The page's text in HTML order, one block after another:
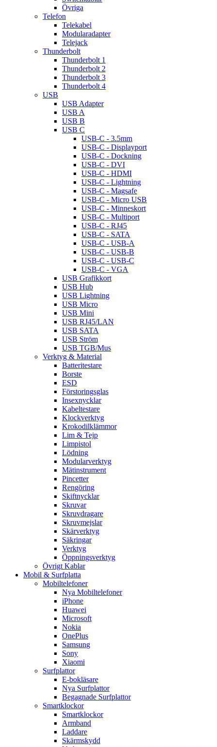
Övriga
Telefon
Telekabel
Modularadapter
Telejack
Thunderbolt
Thunderbolt 1
Thunderbolt 2
Thunderbolt 3
Thunderbolt 4
USB
USB Adapter
USB A
USB B
USB C
USB-C - 3.5mm
USB-C - Displayport
USB-C - Dockning
USB-C - DVI
USB-C - HDMI
USB-C - Lightning
USB-C - Magsafe
USB-C - Micro USB
USB-C - Minneskort
USB-C - Multiport
USB-C - RJ45
USB-C - SATA
USB-C - USB-A
USB-C - USB-B
USB-C - USB-C
USB-C - VGA
USB Grafikkort
USB Hub
USB Lightning
USB Micro
USB Mini
USB RJ45/LAN
USB SATA
USB Ström
USB TGB/Mus
Verktyg & Material
Batteritestare
Borste
ESD
Förstoringsglas
Insexnycklar
Kabeltestare
Klockverktyg
Krokodilklämmor
Lim & Tejp
Limpistol
Lödning
Modularverktyg
Mätinstrument
Pincetter
Rengöring
Skiftnycklar
Skruvar
Skruvdragare
Skruvmejslar
Skärverktyg
Säkringar
Verktyg
Öppningsverktyg
Övrigt Kablar
Mobil & Surfplatta
Mobiltelefoner
Nya Mobiltelefoner
iPhone
Huawei
Microsoft
Nokia
OnePlus
Samsung
Sony
Xiaomi
Surfplattor
E-bokläsare
Nya Surfplattor
Begagnade Surfplattor
Smartklockor
Smartklockor
Armband
Laddare
Skärmskydd